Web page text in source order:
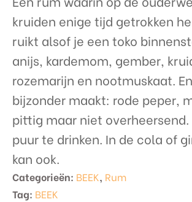
kruiden enige tijd getrokken
ruikt alsof je een toko
anijs, kardemom, gember,
rozemarijn en nootmuskaat.
bijzonder maakt: rode peper,
pittig maar niet overheersend.
puur te drinken. In de cola of
kan ook.
Categorieën: BEEK, Rum
Tag: BEEK